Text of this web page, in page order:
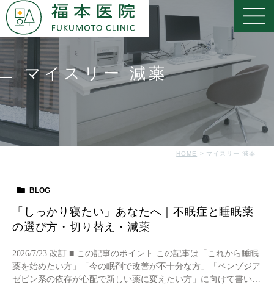
マイスリー 減薬
HOME マイスリー 減薬
BLOG
「しっかり寝たい」あなたへ｜不眠症と睡眠薬
の選び方・切り替え・減薬
2026/7/23 改訂 ■ この記事のポイント この記事は「これから睡眠
薬を始めたい方」「今の眠剤で改善が不十分な方」「ベンゾジア
ゼピン系の依存が心配で新しい薬に変えたい方」に向けて書いて